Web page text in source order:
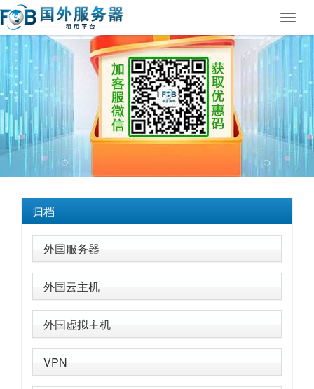
归档
外国服务器
外国云主机
外国虚拟主机
VPN